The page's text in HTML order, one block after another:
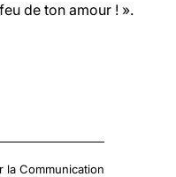
de ton amour ! ».
Communication